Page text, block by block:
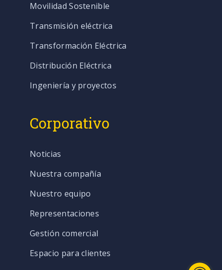
Movilidad Sostenible
Transmisión eléctrica
Transformación Eléctrica
Distribución Eléctrica
Ingeniería y proyectos
Corporativo
Noticias
Nuestra compañía
Nuestro equipo
Representaciones
Gestión comercial
Espacio para clientes